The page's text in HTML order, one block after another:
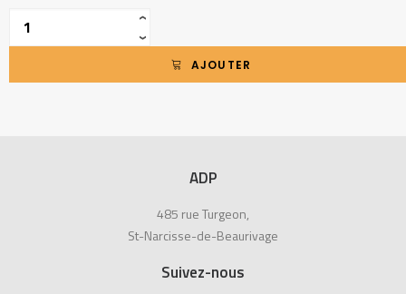
‹
›
AJOUTER
ADP
485 rue Turgeon,
St-Narcisse-de-Beaurivage
Suivez-nous